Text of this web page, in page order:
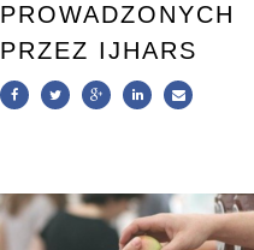
PROWADZONYCH
PRZEZ IJHARS